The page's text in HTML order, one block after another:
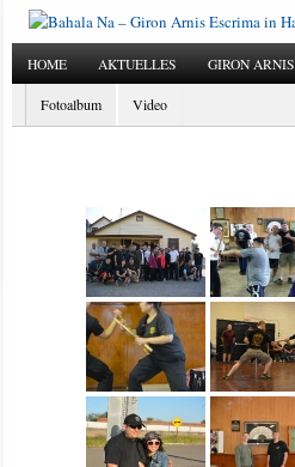
HOME AKTUELLES GIRON ARNIS
Fotoalbum Video